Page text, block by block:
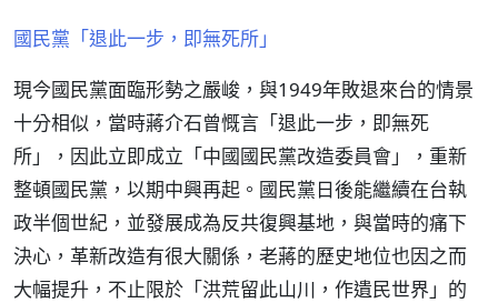
國民黨「退此一步，即無死所」
現今國民黨面臨形勢之嚴峻，與1949年敗退來台的情景
十分相似，當時蔣介石曾慨言「退此一步，即無死
所」，因此立即成立「中國國民黨改造委員會」，重新
整頓國民黨，以期中興再起。國民黨日後能繼續在台執
政半個世紀，並發展成為反共復興基地，與當時的痛下
決心，革新改造有很大關係，老蔣的歷史地位也因之而
大幅提升，不止限於「洪荒留此山川，作遺民世界」的